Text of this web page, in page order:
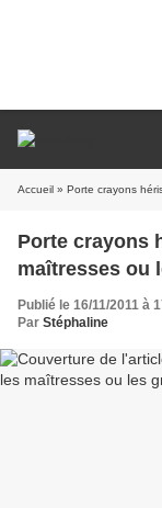
Accueil » Porte crayons
Porte crayons
maîtresses ou
Publié le 16/11/2011 à
Par Stéphaline